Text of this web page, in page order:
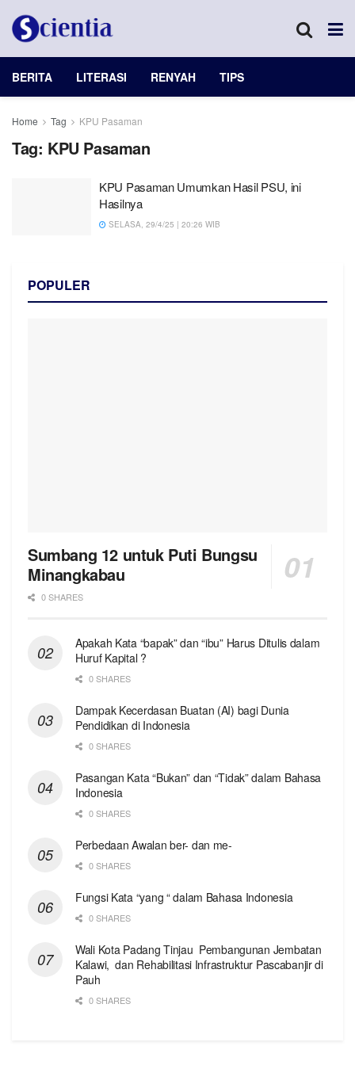
BERITA LITERASI RENYAH TIPS
Home Tag KPU Pasaman
Tag: KPU Pasaman
KPU Pasaman Umumkan Hasil PSU, ini
Hasilnya
SELASA, 29/4/25 | 20:26 WIB
POPULER
Sumbang 12 untuk Puti Bungsu
Minangkabau
0 SHARES
Apakah Kata “bapak” dan “ibu” Harus Ditulis dalam
Huruf Kapital ?
0 SHARES
Dampak Kecerdasan Buatan (AI) bagi Dunia
Pendidikan di Indonesia
0 SHARES
Pasangan Kata “Bukan” dan “Tidak” dalam Bahasa
Indonesia
0 SHARES
Perbedaan Awalan ber- dan me-
0 SHARES
Fungsi Kata “yang “ dalam Bahasa Indonesia
0 SHARES
Wali Kota Padang Tinjau Pembangunan Jembatan
Kalawi, dan Rehabilitasi Infrastruktur Pascabanjir di
Pauh
0 SHARES